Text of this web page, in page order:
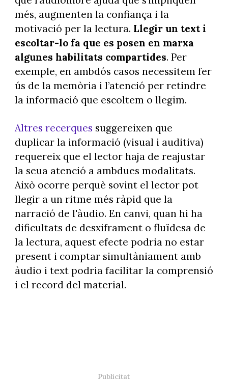
més, augmenten la confiança i la
motivació per la lectura. Llegir un text i
escoltar-lo fa que es posen en marxa
algunes habilitats compartides. Per
exemple, en ambdós casos necessitem fer
ús de la memòria i l’atenció per retindre
la informació que escoltem o llegim.
Altres recerques suggereixen que
duplicar la informació (visual i auditiva)
requereix que el lector haja de reajustar
la seua atenció a ambdues modalitats.
Això ocorre perquè sovint el lector pot
llegir a un ritme més ràpid que la
narració de l'àudio. En canvi, quan hi ha
dificultats de desxiframent o fluïdesa de
la lectura, aquest efecte podria no estar
present i comptar simultàniament amb
àudio i text podria facilitar la comprensió
i el record del material.